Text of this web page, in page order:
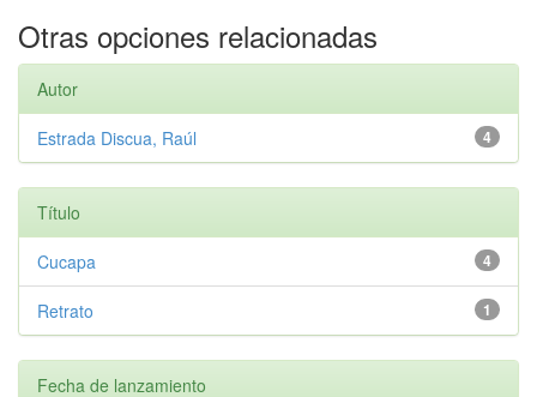
Otras opciones relacionadas
Autor
4
Estrada Discua, Raúl
Título
4
Cucapa
1
Retrato
Fecha de lanzamiento